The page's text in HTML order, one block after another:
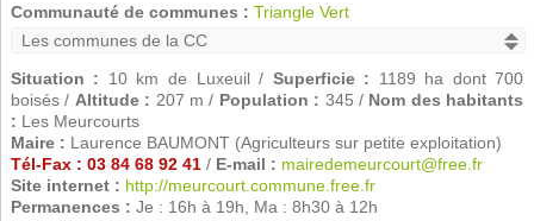
Communauté de communes : Triangle Vert
Situation : 10 km de Luxeuil / Superficie : 1189 ha dont 700
boisés / Altitude : 207 m / Population : 345 / Nom des habitants
: Les Meurcourts
Maire : Laurence BAUMONT (Agriculteurs sur petite exploitation)
Tél-Fax : 03 84 68 92 41/ E-mail : mairedemeurcourt@free.fr
Site internet : http://meurcourt.commune.free.fr
Permanences : Je : 16h à 19h, Ma : 8h30 à 12h